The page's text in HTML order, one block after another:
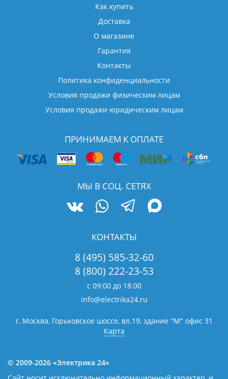
Как купить
Доставка
О магазине
Гарантия
Контакты
Политика конфиденциальности
Условия продажи физическим лицам
Условия продажи юридическим лицам
ПРИНИМАЕМ К ОПЛАТЕ
МЫ В СОЦ. СЕТЯХ
КОНТАКТЫ
8 (495) 585-32-60
8 (800) 222-23-53
с 09:00 до 18:00
info@electrika24.ru
г. Москва, Горьковское шоссе, вл.19, здание "М" офис 31
Карта
© 2009-2026 «Электрика 24»